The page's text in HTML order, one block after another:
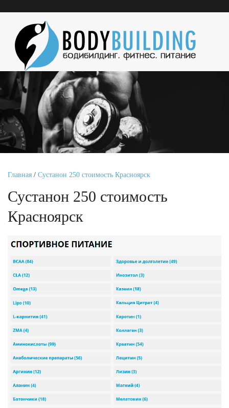
Главная / Сустанон 250 стоимость Красноярск
Сустанон 250 стоимость
Красноярск